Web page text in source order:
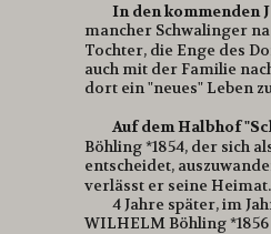
In den kommenden
mancher Schwalinger
Tochter, die Enge des
auch mit der Familie
dort ein "neues" Leben
Auf dem Halbhof
Böhling *1854, der sich
entscheidet,
verlässt er seine
4 Jahre später, im
WILHELM Böhling